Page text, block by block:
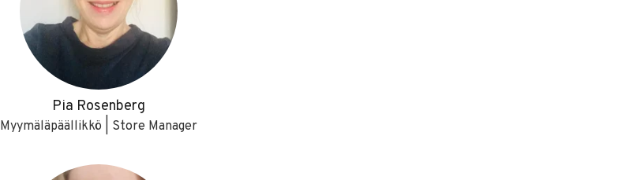
Pia Rosenberg
Myymäläpäällikkö | Store Manager